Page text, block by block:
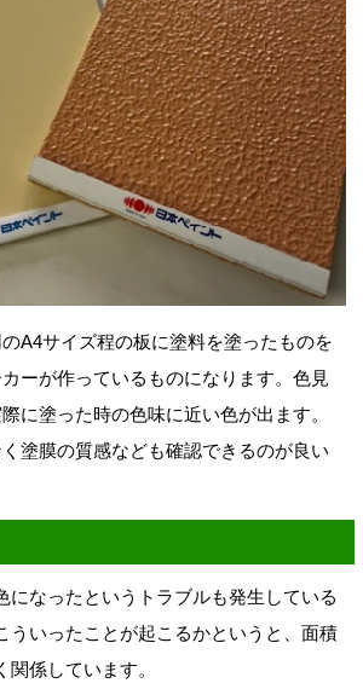
A4サイズ程の板に塗料を塗ったものを
ーが作っているものになります。色見
に塗った時の色味に近い色が出ます。
塗膜の質感なども確認できるのが良い
になったというトラブルも発生している
ういったことが起こるかというと、面積
係しています。